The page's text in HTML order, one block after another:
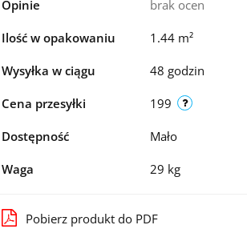
Opinie brak ocen
Ilość w opakowaniu 1.44 m²
Wysyłka w ciągu 48 godzin
Cena przesyłki 199
Dostępność Mało
Waga 29 kg
Pobierz produkt do PDF